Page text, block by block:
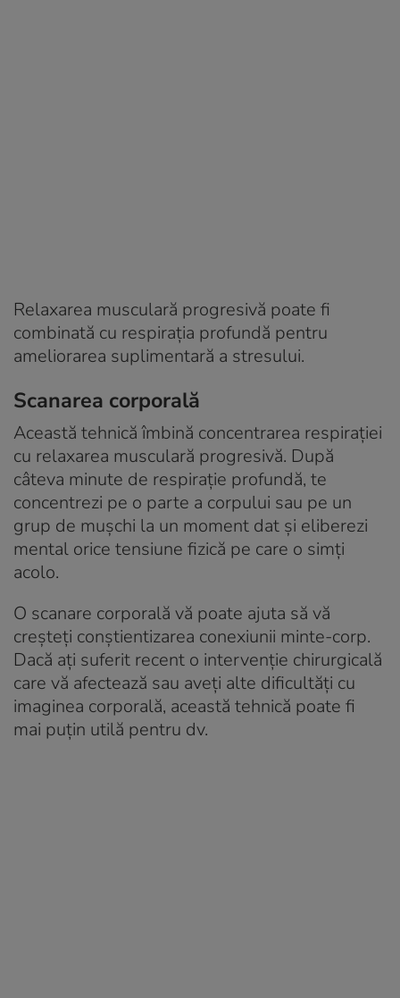
Relaxarea musculară progresivă poate fi
combinată cu respirația profundă pentru
ameliorarea suplimentară a stresului.
Scanarea corporală
Această tehnică îmbină concentrarea respirației
cu relaxarea musculară progresivă. După
câteva minute de respirație profundă, te
concentrezi pe o parte a corpului sau pe un
grup de mușchi la un moment dat și eliberezi
mental orice tensiune fizică pe care o simți
acolo.
O scanare corporală vă poate ajuta să vă
creșteți conștientizarea conexiunii minte-corp.
Dacă ați suferit recent o intervenție chirurgicală
care vă afectează sau aveți alte dificultăți cu
imaginea corporală, această tehnică poate fi
mai puțin utilă pentru dv.